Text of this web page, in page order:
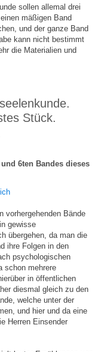
sollen allemal drei
mäßigen Band
und der ganze Band
kann nicht bestimmt
die Materialien und
Stück.
6ten Bandes dieses
vorhergehenden Bände
gewisse
übergehen, da man die
ihre Folgen in den
psychologischen
schon mehrere
in öffentlichen
diesmal gleich zu den
welche unter der
und hier und da eine
Herren Einsender